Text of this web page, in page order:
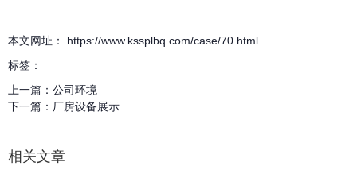
本文网址： https://www.kssplbq.com/case/70.html
标签：
上一篇： 公司环境
下一篇： 厂房设备展示
相关文章